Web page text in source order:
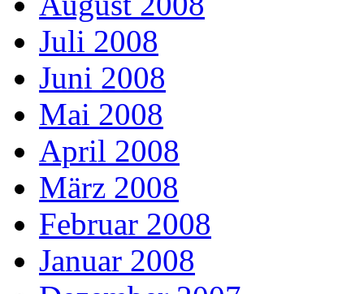
Juli 2008
Juni 2008
Mai 2008
April 2008
März 2008
Februar 2008
Januar 2008